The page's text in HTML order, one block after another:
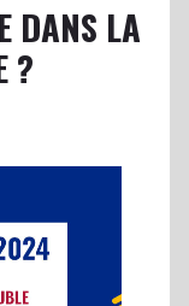
DANS LA
?